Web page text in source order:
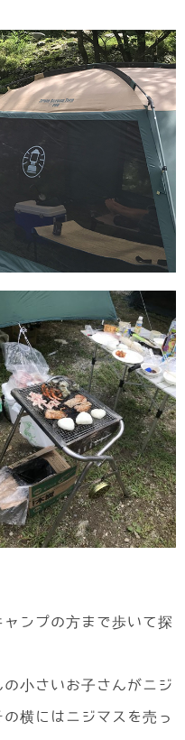
ンプの方まで歩いて探
小さいお子さんがニジ
横にはニジマスを売っ